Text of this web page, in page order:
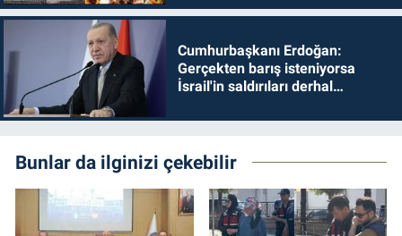
Cumhurbaşkanı Erdoğan:
Gerçekten barış isteniyorsa
İsrail'in saldırıları derhal
Bunlar da ilginizi çekebilir